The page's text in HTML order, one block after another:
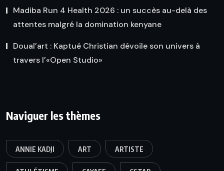
Madiba Run 4 Health 2026 : un succès au-delà des
attentes malgré la domination kenyane
Doual’art : Kaptué Christian dévoile son univers à
travers l’«Open Studio»
Naviguer les thèmes
ANNIE KADJI ART ARTISTE